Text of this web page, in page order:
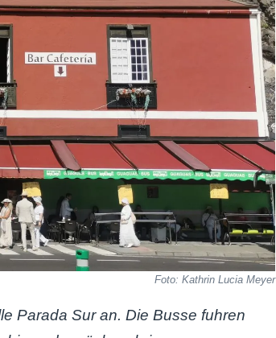
Foto: Kathrin Lucia Meyer
Parada Sur an. Die Busse fuhren